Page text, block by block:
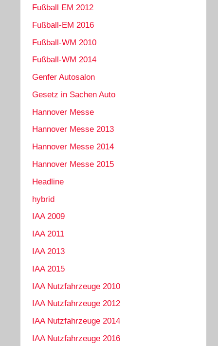
Fußball EM 2012
Fußball-EM 2016
Fußball-WM 2010
Fußball-WM 2014
Genfer Autosalon
Gesetz in Sachen Auto
Hannover Messe
Hannover Messe 2013
Hannover Messe 2014
Hannover Messe 2015
Headline
hybrid
IAA 2009
IAA 2011
IAA 2013
IAA 2015
IAA Nutzfahrzeuge 2010
IAA Nutzfahrzeuge 2012
IAA Nutzfahrzeuge 2014
IAA Nutzfahrzeuge 2016